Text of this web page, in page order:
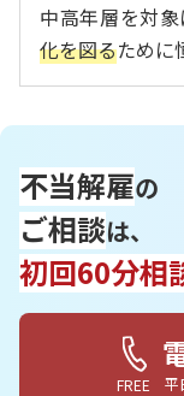
中高年層を対
化を図るために
不当解雇の
ご相談は、
初回60分相
FREE 平